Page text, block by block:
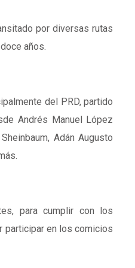
por diversas rutas
años.
del PRD, partido
Andrés Manuel López
Adán Augusto
para cumplir con los
participar en los comicios